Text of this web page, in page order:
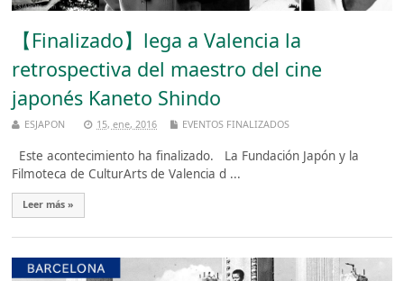
【Finalizado】lega a Valencia la
retrospectiva del maestro del cine
japonés Kaneto Shindo
ESJAPON 15, ene, 2016 EVENTOS FINALIZADOS
Este acontecimiento ha finalizado. La Fundación Japón y la
Filmoteca de CulturArts de Valencia d ...
Leer más »